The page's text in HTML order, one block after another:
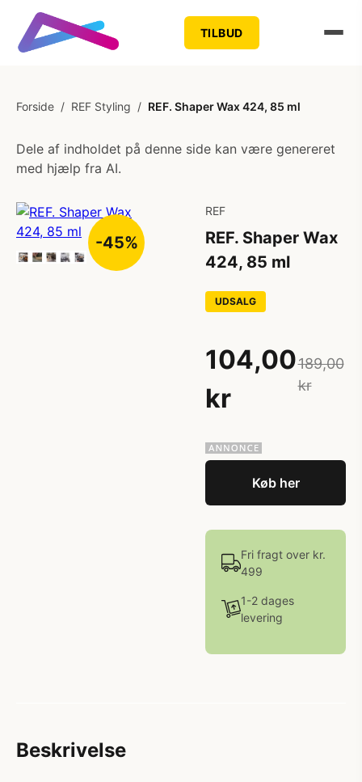
TILBUD
Forside / REF Styling / REF. Shaper Wax 424, 85 ml
Dele af indholdet på denne side kan være genereret
med hjælp fra AI.
-45%
REF
REF. Shaper Wax
424, 85 ml
UDSALG
104,00
kr
189,00
kr
Køb her
Fri fragt over kr.
499
1-2 dages
levering
Beskrivelse